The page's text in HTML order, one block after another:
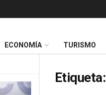
ECONOMÍA TURISMO
Etiqueta: